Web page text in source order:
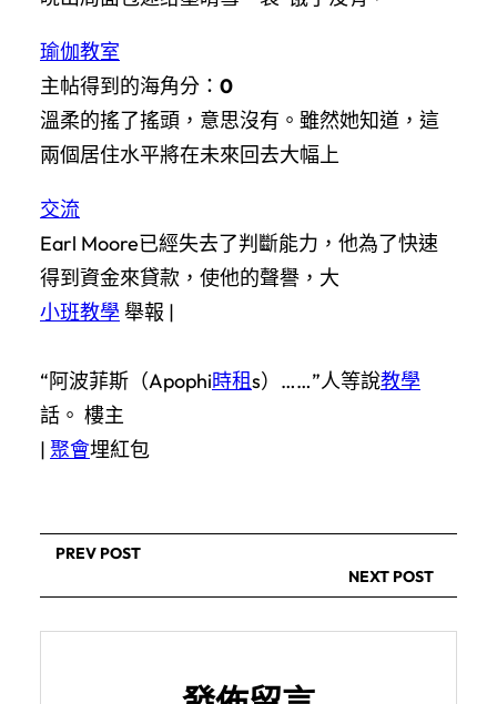
瑜伽教室
主帖得到的海角分： 0
溫柔的搖了搖頭，意思沒有。雖然她知道，這
兩個居住水平將在未來回去大幅上
交流
Earl Moore已經失去了判斷能力，他為了快速
得到資金來貸款，使他的聲譽，大
小班教學 舉報 |
“阿波菲斯（Apophi時租s）……”人等說教學
話。 樓主
| 聚會埋紅包
PREV POST
NEXT POST